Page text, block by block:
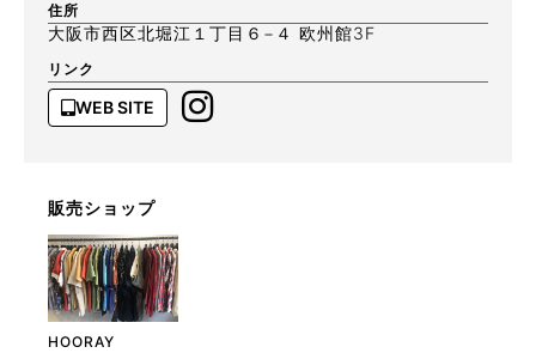
住所
大阪市西区北堀江１丁目６−４ 欧州館3F
リンク
WEB SITE
販売ショップ
HOORAY